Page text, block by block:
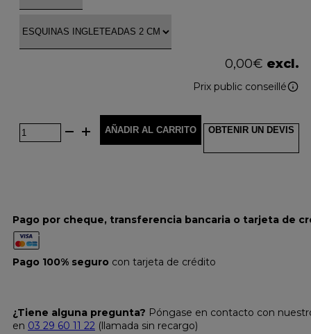
0,00€ excl.
Prix public conseillé
AÑADIR AL CARRITO OBTENIR UN DEVIS
Pago por cheque, transferencia bancaria o tarjeta de
Pago 100% seguro con tarjeta de crédito
¿Tiene alguna pregunta? Póngase en contacto con
en 03 29 60 11 22 (llamada sin recargo)